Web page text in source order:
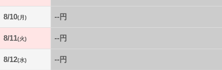
8/10(月) --円
8/11(火) --円
8/12(水) --円